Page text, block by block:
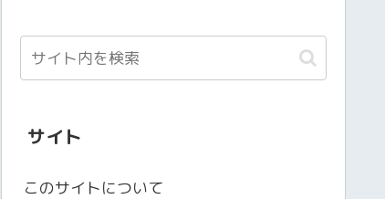
サイト
このサイトについて